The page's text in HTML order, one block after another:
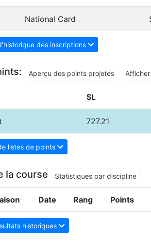
National Card
des inscriptions
Aperçu des points projetés
SL
727.21
listes de points
la course Statistiques par discipline
Date Rang Points
historiques